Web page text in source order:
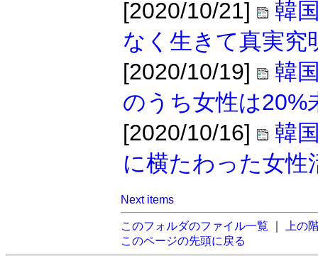
[2020/10/21]
韓
なく生きて真実究
[2020/10/19]
韓
のうち女性は20%
[2020/10/16]
韓
に横たわった女性
Next items
このフォルダのファイル一覧
上の
このページの先頭に戻る